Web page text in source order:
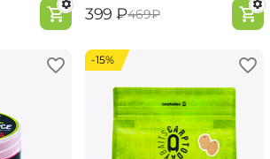
‍399‍ ₽‍469‍₽
-15%